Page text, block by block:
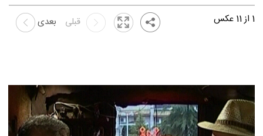
1 از11 عکس بعدی قبلی